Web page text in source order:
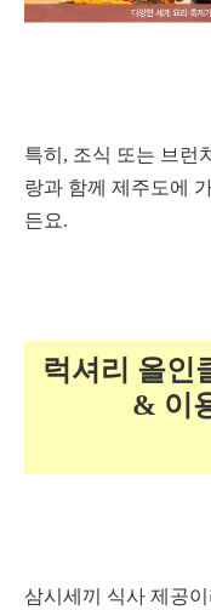
특히, 조식 또는 브런
랑과 함께 제주도에
든요.
럭셔리 올인
& 이
삼시세끼 식사 제공